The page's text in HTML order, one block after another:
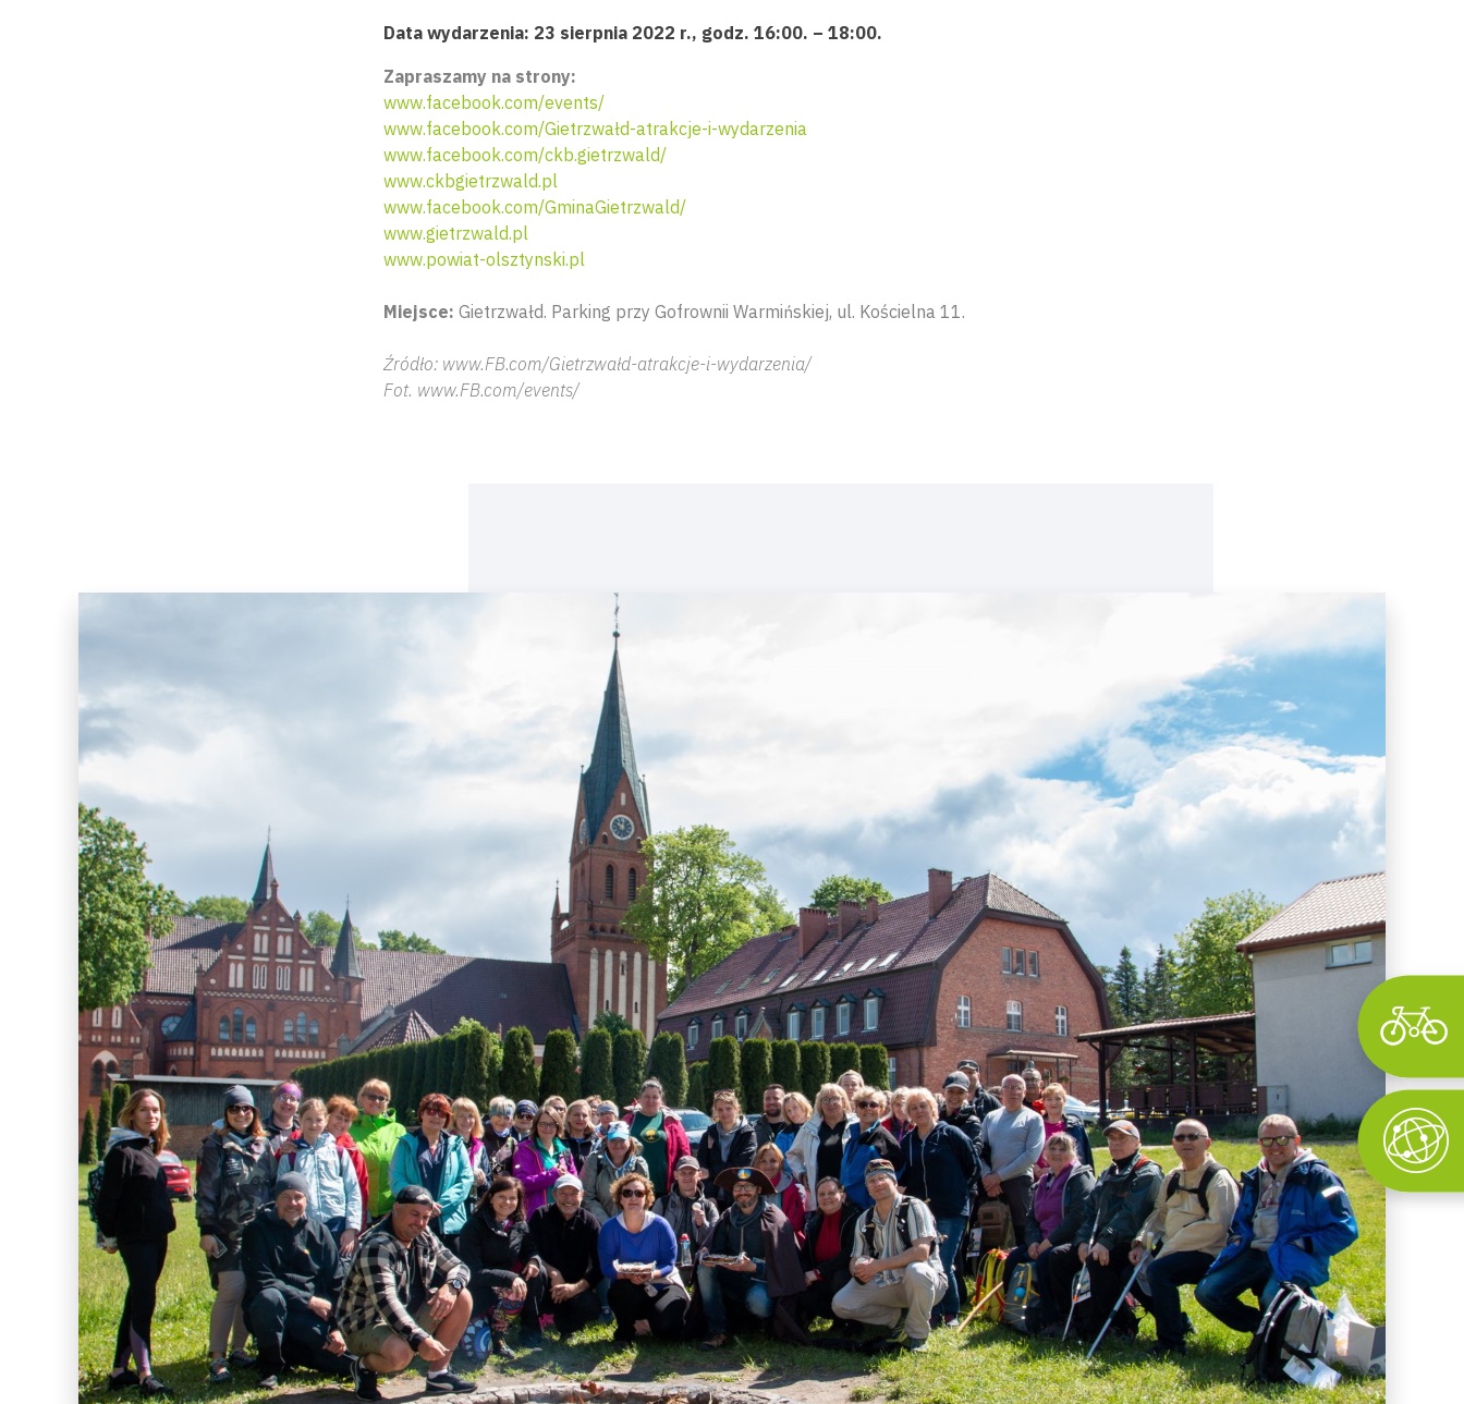
Data wydarzenia: 23 sierpnia 2022 r., godz. 16:00. – 18:00.
Zapraszamy na strony:
www.facebook.com/events/
www.facebook.com/Gietrzwałd-atrakcje-i-wydarzenia
www.facebook.com/ckb.gietrzwald/
www.ckbgietrzwald.pl
www.facebook.com/GminaGietrzwald/
www.gietrzwald.pl
www.powiat-olsztynski.pl
Miejsce: Gietrzwałd. Parking przy Gofrownii Warmińskiej, ul. Kościelna 11.
Źródło: www.FB.com/Gietrzwałd-atrakcje-i-wydarzenia/
Fot. www.FB.com/events/
Wyszukaj